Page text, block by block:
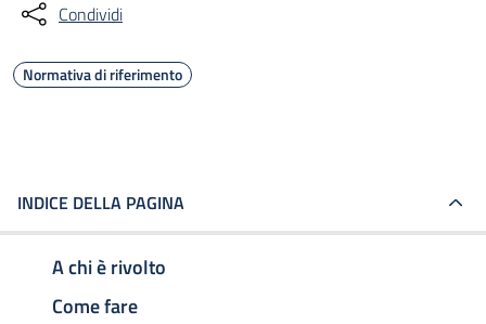
Condividi
Normativa di riferimento
INDICE DELLA PAGINA
A chi è rivolto
Come fare